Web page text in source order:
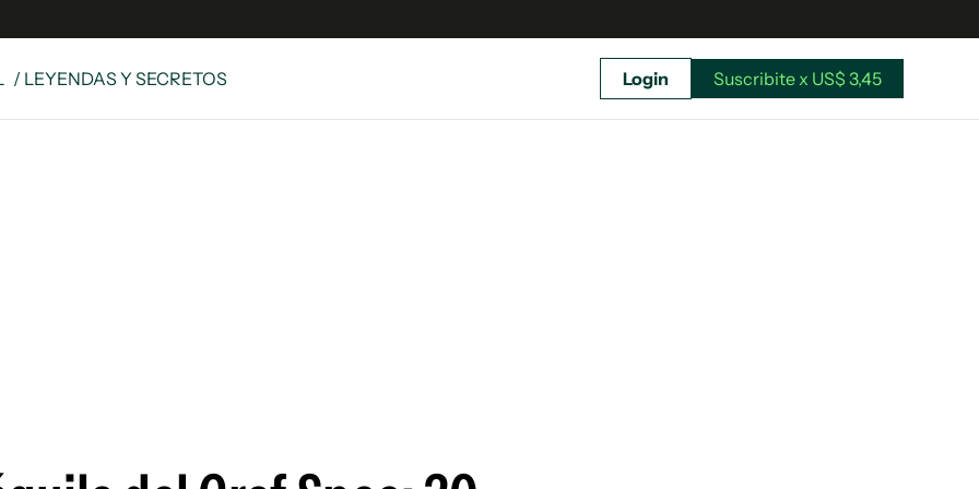
/ LEYENDAS Y SECRETOS Login Suscribite x US$ 3,45